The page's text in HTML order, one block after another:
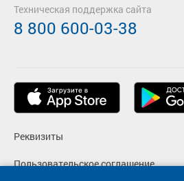
Реквизиты
Пользовательское соглашение
Техническая поддержка сайта
8 800 600-03-38